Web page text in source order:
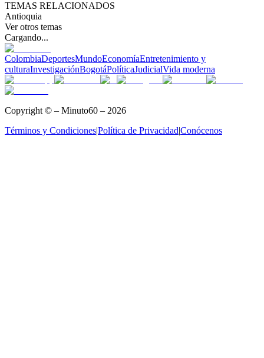
TEMAS RELACIONADOS
Antioquia
Ver otros temas
Cargando...
ColombiaDeportesMundoEconomíaEntretenimiento y
culturaInvestigaciónBogotáPolíticaJudicialVida moderna
Copyright © – Minuto60 – 2026
Términos y Condiciones|Política de Privacidad|Conócenos